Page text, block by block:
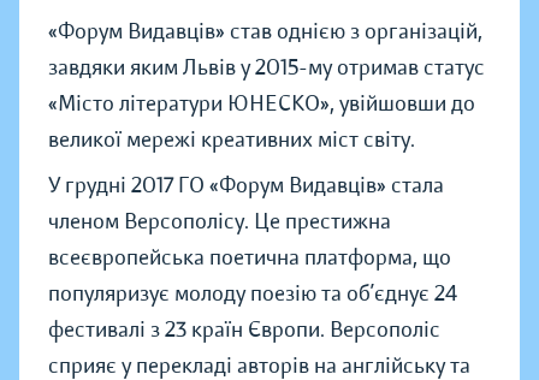
«Форум Видавців» став однією з організацій,
завдяки яким Львів у 2015-му отримав статус
«Місто літератури ЮНЕСКО», увійшовши до
великої мережі креативних міст світу.
У грудні 2017 ГО «Форум Видавців» стала
членом Версополісу. Це престижна
всеєвропейська поетична платформа, що
популяризує молоду поезію та об’єднує 24
фестивалі з 23 країн Європи. Версополіс
сприяє у перекладі авторів на англійську та